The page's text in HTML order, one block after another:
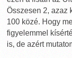
Összesen 2, azaz
100 közé. Hogy
figyelemmel
is, de azért